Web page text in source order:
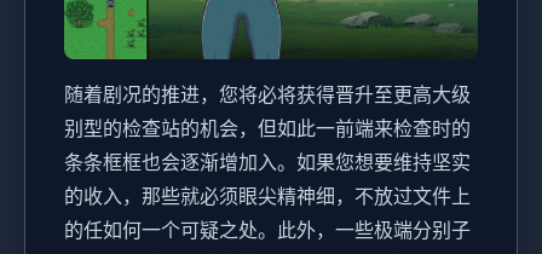
随着剧况的推进，您将必将获得晋升至更高大级
别型的检查站的机会，但如此一前端来检查时的
条条框框也会逐渐增加入。如果您想要维持坚实
的收入，那些就必须眼尖精神细，不放过文件上
的任如何一个可疑之处。此外，一些极端分别子